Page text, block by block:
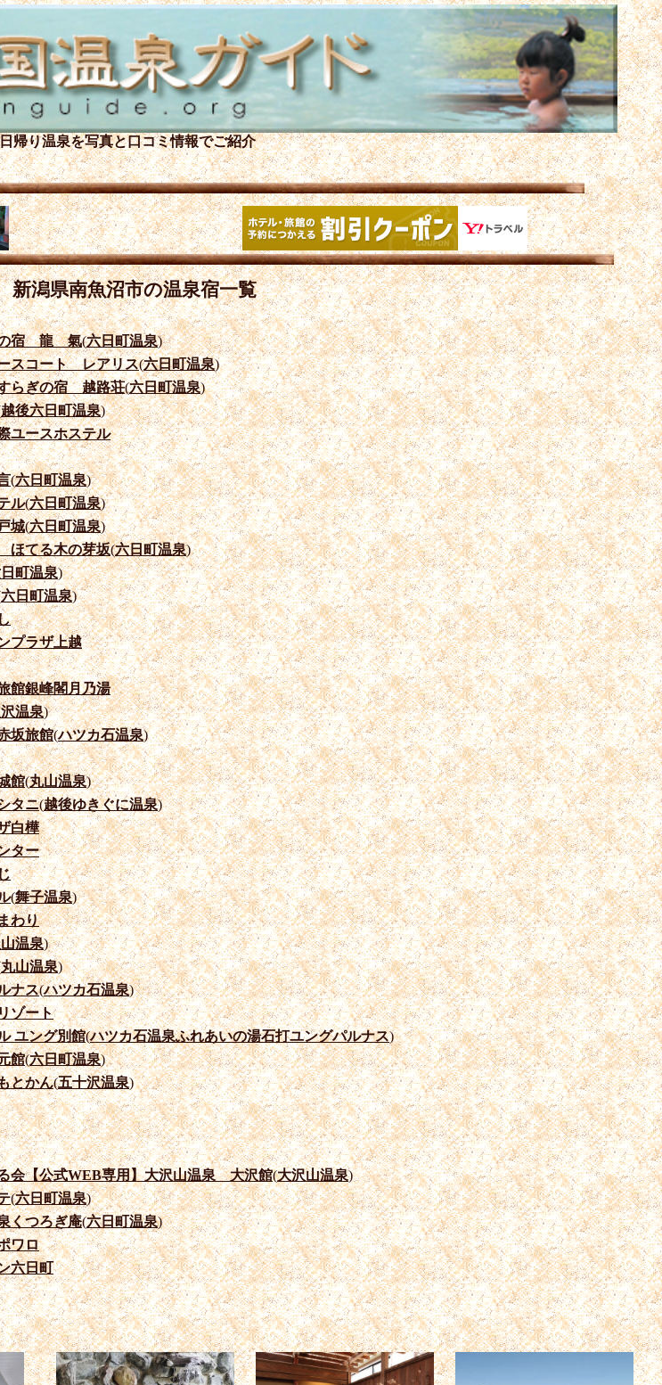
帰り温泉を写真と口コミ情報でご紹介
新潟県南魚沼市の温泉宿一覧
の宿 龍 氣(六日町温泉)
スコート レアリス(六日町温泉)
らぎの宿 越路荘(六日町温泉)
越後六日町温泉)
ユースホステル
(六日町温泉)
ル(六日町温泉)
城(六日町温泉)
ほてる木の芽坂(六日町温泉)
町温泉)
六日町温泉)
プラザ上越
館銀峰閣月乃湯
温泉)
坂旅館(ハツカ石温泉)
館(丸山温泉)
タニ(越後ゆきぐに温泉)
白樺
ター
(舞子温泉)
わり
温泉)
丸山温泉)
ナス(ハツカ石温泉)
ゾート
ユング別館(ハツカ石温泉ふれあいの湯石打ユングパルナス)
館(六日町温泉)
とかん(五十沢温泉)
会【公式WEB専用】大沢山温泉 大沢館(大沢山温泉)
(六日町温泉)
くつろぎ庵(六日町温泉)
ワロ
六日町